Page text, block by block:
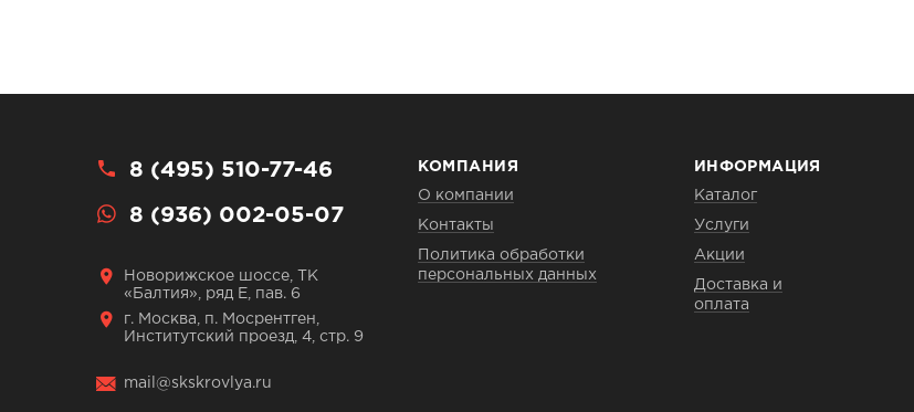
8 (495) 510-77-46
8 (936) 002-05-07
Новорижское шоссе, ТК
«Балтия», ряд Е, пав. 6
г. Москва, п. Мосрентген,
Институтский проезд, 4, стр. 9
mail@skskrovlya.ru
КОМПАНИЯ
О компании
Контакты
Политика обработки
персональных данных
ИНФОРМАЦИЯ
Каталог
Услуги
Акции
Доставка и
оплата